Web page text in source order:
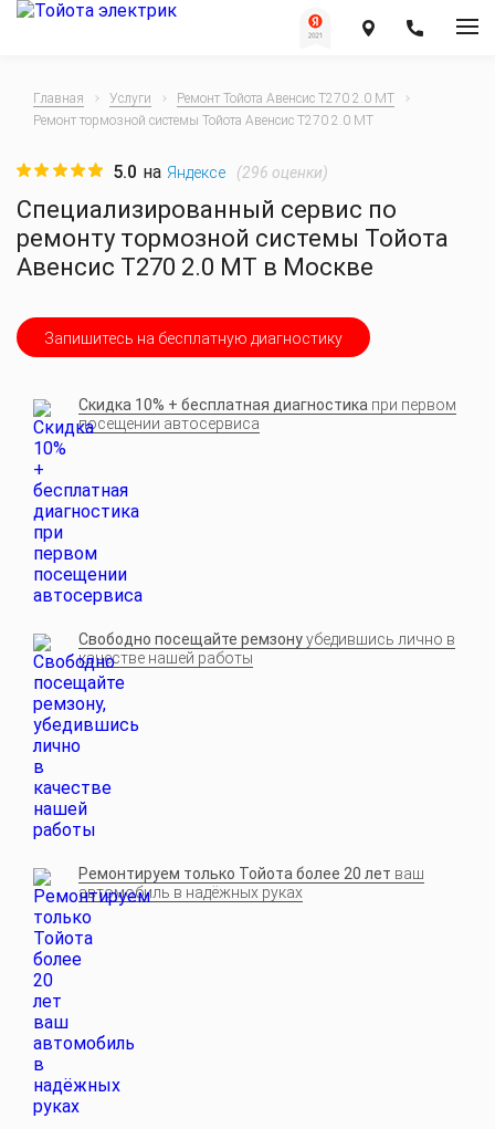
Главная Услуги
Ремонт Тойота Авенсис T270 2.0 MT
Ремонт тормозной системы Тойота Авенсис T270 2.0 MT
Специализированный сервис по
ремонту тормозной системы Тойота
Авенсис T270 2.0 MT в Москве
5.0 на Яндексе (296 оценки)
Запишитесь на бесплатную диагностику
Скидка 10% + бесплатная диагностика при первом
посещении автосервиса
Свободно посещайте ремзонуубедившись лично в
качестве нашей работы
Ремонтируем только Тойота более 20 лет ваш
автомобиль в надёжных руках